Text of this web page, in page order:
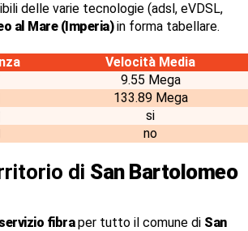
delle varie tecnologie (adsl, eVDSL,
al Mare (Imperia)in forma tabellare.
Velocità Media
9.55 Mega
133.89 Mega
si
no
di San Bartolomeo
fibraper tutto il comune di San